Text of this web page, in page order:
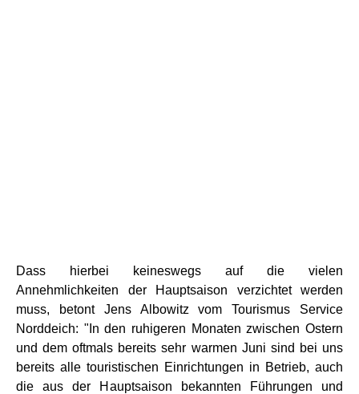
Dass hierbei keineswegs auf die vielen
Annehmlichkeiten der Hauptsaison verzichtet werden
muss, betont Jens Albowitz vom Tourismus Service
Norddeich: "In den ruhigeren Monaten zwischen Ostern
und dem oftmals bereits sehr warmen Juni sind bei uns
bereits alle touristischen Einrichtungen in Betrieb, auch
die aus der Hauptsaison bekannten Führungen und